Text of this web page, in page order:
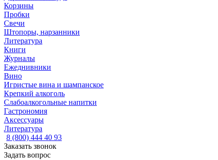
Корзины
Пробки
Свечи
Штопоры, нарзанники
Литература
Книги
Журналы
Ежеднивники
Вино
Игристые вина и шампанское
Крепкий алкоголь
Слабоалкогольные напитки
Гастрономия
Аксессуары
Литература
8 (800) 444 40 93
Заказать звонок
Задать вопрос